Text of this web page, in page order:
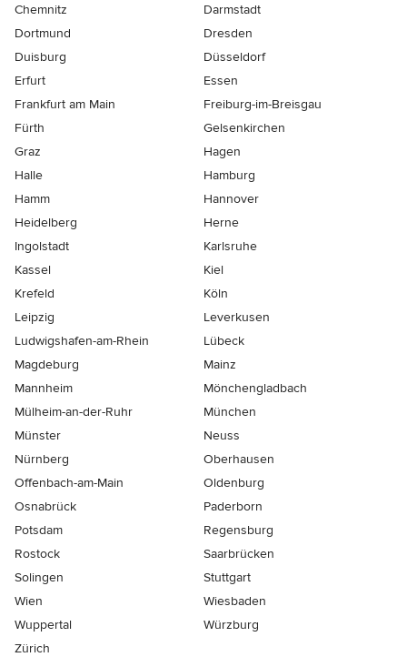
Chemnitz
Darmstadt
Dortmund
Dresden
Duisburg
Düsseldorf
Erfurt
Essen
Frankfurt am Main
Freiburg-im-Breisgau
Fürth
Gelsenkirchen
Graz
Hagen
Halle
Hamburg
Hamm
Hannover
Heidelberg
Herne
Ingolstadt
Karlsruhe
Kassel
Kiel
Krefeld
Köln
Leipzig
Leverkusen
Ludwigshafen-am-Rhein
Lübeck
Magdeburg
Mainz
Mannheim
Mönchen­gladbach
Mülheim-an-der-Ruhr
München
Münster
Neuss
Nürnberg
Oberhausen
Offenbach-am-Main
Oldenburg
Osnabrück
Paderborn
Potsdam
Regensburg
Rostock
Saarbrücken
Solingen
Stuttgart
Wien
Wiesbaden
Wuppertal
Würzburg
Zürich